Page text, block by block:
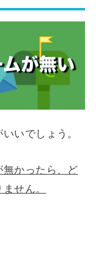
いでしょう。
かったら、ど
せん。